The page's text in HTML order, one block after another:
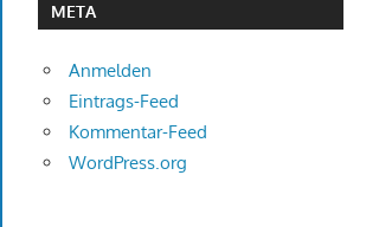
META
Anmelden
Eintrags-Feed
Kommentar-Feed
WordPress.org